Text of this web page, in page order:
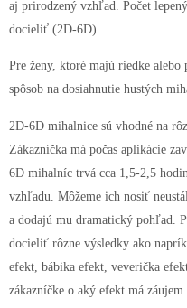
aj prirodzený vzhľad. Počet
docieliť (2D-6D).
Pre ženy, ktoré majú riedke
spôsob na dosiahnutie hustých
2D-6D mihalnice sú vhodné na
Zákazníčka má počas aplikácie
6D mihalníc trvá cca 1,5-2,5
vzhľadu. Môžeme ich nosiť
a dodajú mu dramatický pohľad.
docieliť rôzne výsledky ako
efekt, bábika efekt, veverička
zákazníčke o aký efekt má